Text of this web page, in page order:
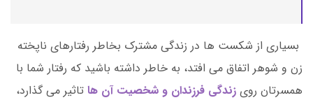
بسیاری از شکست ها در زندگی مشترک بخاطر رفتارهای ناپخته
زن و شوهر اتفاق می افتد، به خاطر داشته باشید که رفتار شما با
همسرتان روی زندگی فرزندان و شخصیت آن ها تاثیر می گذارد،